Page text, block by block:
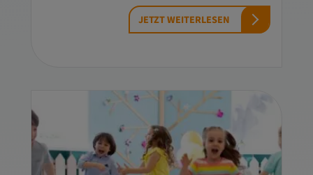
JETZT WEITERLESEN